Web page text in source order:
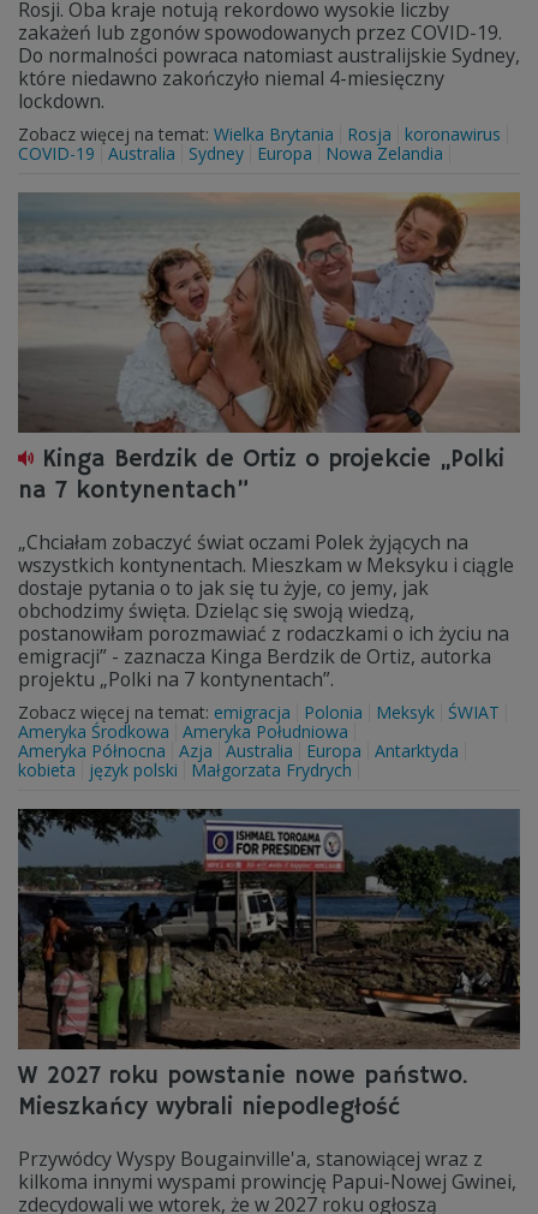
Rosji. Oba kraje notują rekordowo wysokie liczby
zakażeń lub zgonów spowodowanych przez COVID-19.
Do normalności powraca natomiast australijskie Sydney,
które niedawno zakończyło niemal 4-miesięczny
lockdown.
Zobacz więcej na temat: Wielka Brytania Rosja
koronawirus
COVID-19
Australia Sydney Europa Nowa Zelandia
Kinga Berdzik de Ortiz o projekcie „Polki
na 7 kontynentach”
„Chciałam zobaczyć świat oczami Polek żyjących na
wszystkich kontynentach. Mieszkam w Meksyku i ciągle
dostaje pytania o to jak się tu żyje, co jemy, jak
obchodzimy święta. Dzieląc się swoją wiedzą,
postanowiłam porozmawiać z rodaczkami o ich życiu na
emigracji” - zaznacza Kinga Berdzik de Ortiz, autorka
projektu „Polki na 7 kontynentach”.
Zobacz więcej na temat: emigracja Polonia Meksyk ŚWIAT
Ameryka Środkowa
Ameryka Południowa
Ameryka Północna
Azja Australia Europa
Antarktyda
kobieta
język polski Małgorzata Frydrych
W 2027 roku powstanie nowe państwo.
Mieszkańcy wybrali niepodległość
Przywódcy Wyspy Bougainville'a, stanowiącej wraz z
kilkoma innymi wyspami prowincję Papui-Nowej Gwinei,
zdecydowali we wtorek, że w 2027 roku ogłoszą